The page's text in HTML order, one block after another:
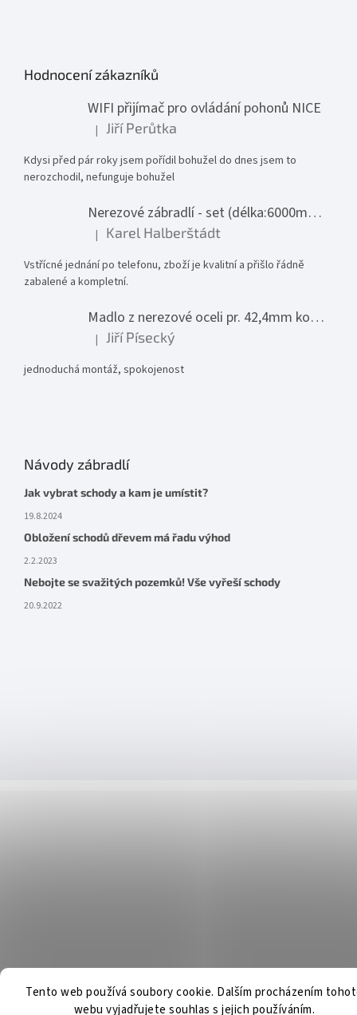
Tento web používá soubory cookie. Dalším procházením
webu vyjadřujete souhlas s jejich používáním.
Hodnocení zákazníků
WIFI přijímač pro ovládání pohonů NICE
Hodnocení produktu je 1 z 5 hvězdiček.
| Jiří Perůtka
Kdysi před pár roky jsem pořídil bohužel do dnes jsem to
nerozchodil, nefunguje bohužel
Nerezové zábradlí - set (délka:6000mm x výška:1000mm)
Hodnocení produktu je 5 z 5 hvězdiček.
| Karel Halberštádt
Vstřícné jednání po telefonu, zboží je kvalitní a přišlo řádně
zabalené a kompletní.
Madlo z nerezové oceli pr. 42,4mm komplet - model 0116 - 3000mm
Hodnocení produktu je 5 z 5 hvězdiček.
| Jiří Písecký
jednoduchá montáž, spokojenost
Návody zábradlí
Jak vybrat schody a kam je umístit?
19.8.2024
Obložení schodů dřevem má řadu výhod
2.2.2023
Nebojte se svažitých pozemků! Vše vyřeší schody
20.9.2022